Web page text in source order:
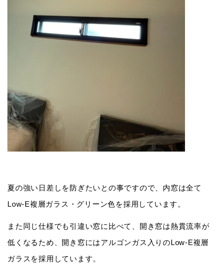
夏の強い日差しを防ぎたいとの事ですので、内窓は全て
Low-E複層ガラス・グリーン色を採用しています。
また同じ仕様でも引違い窓に比べて、開き窓は熱貫流率が
低くなるため、開き窓にはアルゴンガス入りのLow-E複層
ガラスを採用しています。